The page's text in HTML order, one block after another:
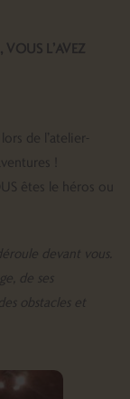
L’AVEZ
de l’atelier-
!
êtes le héros ou
devant vous.
de ses
obstacles et